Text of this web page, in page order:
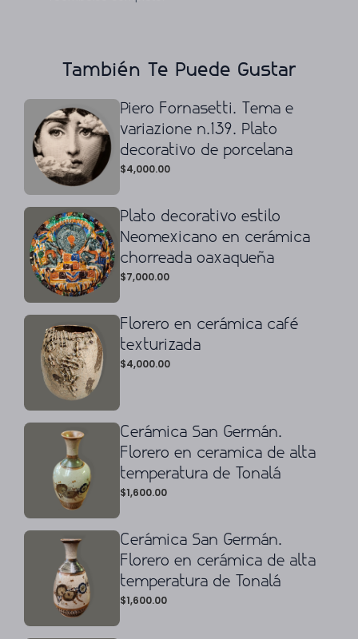
También Te Puede Gustar
Piero Fornasetti. Tema e
variazione n.139. Plato
decorativo de porcelana
$4,000.00
Plato decorativo estilo
Neomexicano en cerámica
chorreada oaxaqueña
$7,000.00
Florero en cerámica café
texturizada
$4,000.00
Cerámica San Germán.
Florero en ceramica de alta
temperatura de Tonalá
$1,600.00
Cerámica San Germán.
Florero en cerámica de alta
temperatura de Tonalá
$1,600.00